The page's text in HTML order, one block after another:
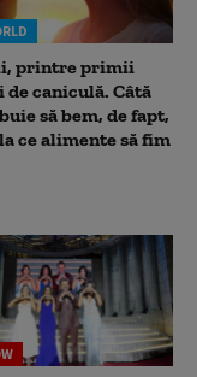
printre primii
de caniculă. Câtă
să bem, de fapt,
ce alimente să fim